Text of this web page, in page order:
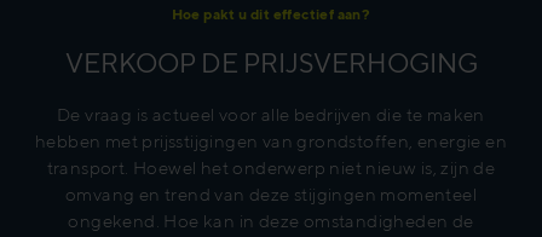
Hoe pakt u dit effectief aan?
VERKOOP DE PRIJSVERHOGING
De vraag is actueel voor alle bedrijven die te maken
hebben met prijsstijgingen van grondstoffen, energie en
transport. Hoewel het onderwerp niet nieuw is, zijn de
omvang en trend van deze stijgingen momenteel
ongekend. Hoe kan in deze omstandigheden de